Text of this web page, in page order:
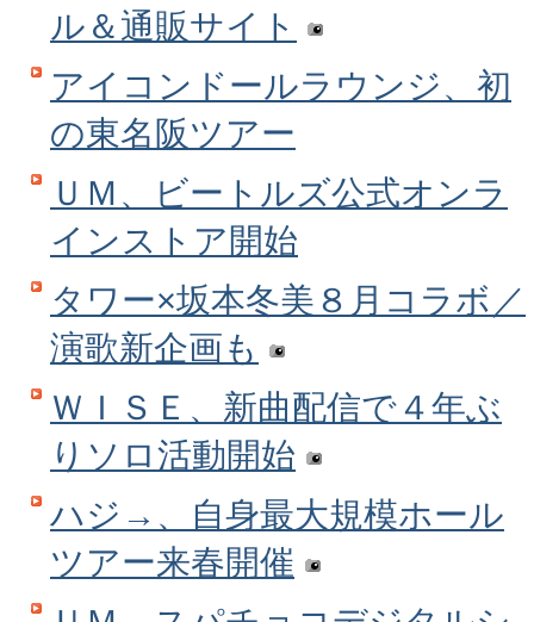
ル＆通販サイト
アイコンドールラウンジ、初
の東名阪ツアー
ＵＭ、ビートルズ公式オンラ
インストア開始
タワー×坂本冬美８月コラボ／
演歌新企画も
ＷＩＳＥ、新曲配信で４年ぶ
りソロ活動開始
ハジ→、自身最大規模ホール
ツアー来春開催